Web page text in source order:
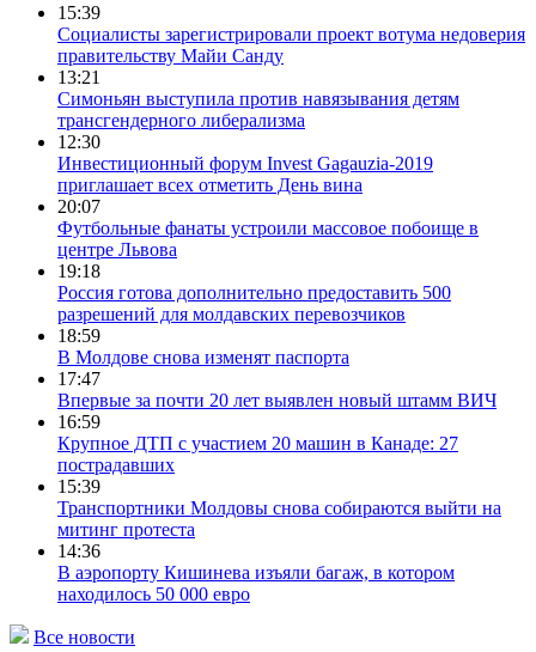
15:39
Социалисты зарегистрировали проект вотума недоверия
правительству Майи Санду
13:21
Симоньян выступила против навязывания детям
трансгендерного либерализма
12:30
Инвестиционный форум Invest Gagauzia-2019
приглашает всех отметить День вина
20:07
Футбольные фанаты устроили массовое побоище в
центре Львова
19:18
Россия готова дополнительно предоставить 500
разрешений для молдавских перевозчиков
18:59
В Молдове снова изменят паспорта
17:47
Впервые за почти 20 лет выявлен новый штамм ВИЧ
16:59
Крупное ДТП с участием 20 машин в Канаде: 27
пострадавших
15:39
Транспортники Молдовы снова собираются выйти на
митинг протеста
14:36
В аэропорту Кишинева изъяли багаж, в котором
находилось 50 000 евро
Все новости